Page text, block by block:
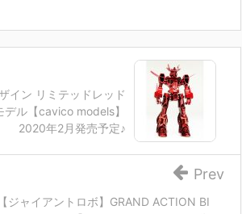
イン リミテッドレッド
デル【cavico models】
2020年2月発売予定♪
【ジャイアントロボ】GRAND ACTION BI
Prev